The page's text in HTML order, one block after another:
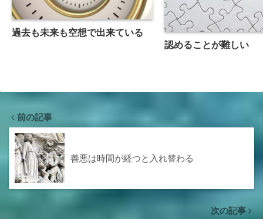
過去も未来も空想で出来ている
認めることが難しい
前の記事
善悪は時間が経つと入れ替わる
次の記事